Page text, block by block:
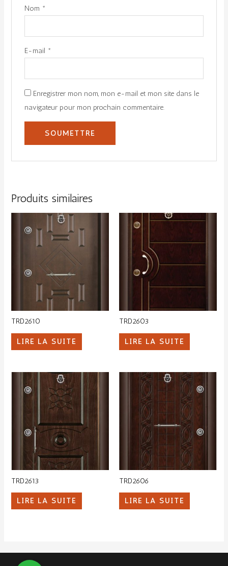
Nom *
E-mail *
Enregistrer mon nom, mon e-mail et mon site dans le
navigateur pour mon prochain commentaire.
Produits similaires
TRD2610
LIRE LA SUITE
TRD2603
LIRE LA SUITE
TRD2613
LIRE LA SUITE
TRD2606
LIRE LA SUITE